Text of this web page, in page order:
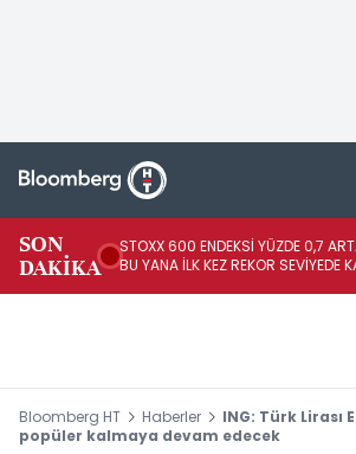
SON
DAKİKA
STOXX 600 ENDEKSİ YÜZDE 0,7
BU YANA İLK KEZ REKOR SEVİYEDE
Bloomberg HT Haberler
ING: Türk Lirası
popüler kalmaya devam edecek